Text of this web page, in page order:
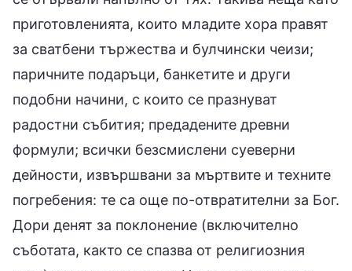
приготовленията, които младите хора правят
за сватбени тържества и булчински чеизи;
паричните подаръци, банкетите и други
подобни начини, с които се празнуват
радостни събития; предадените древни
формули; всички безсмислени суеверни
дейности, извършвани за мъртвите и техните
погребения: те са още по-отвратителни за Бог.
Дори денят за поклонение (включително
съботата, както се спазва от религиозния